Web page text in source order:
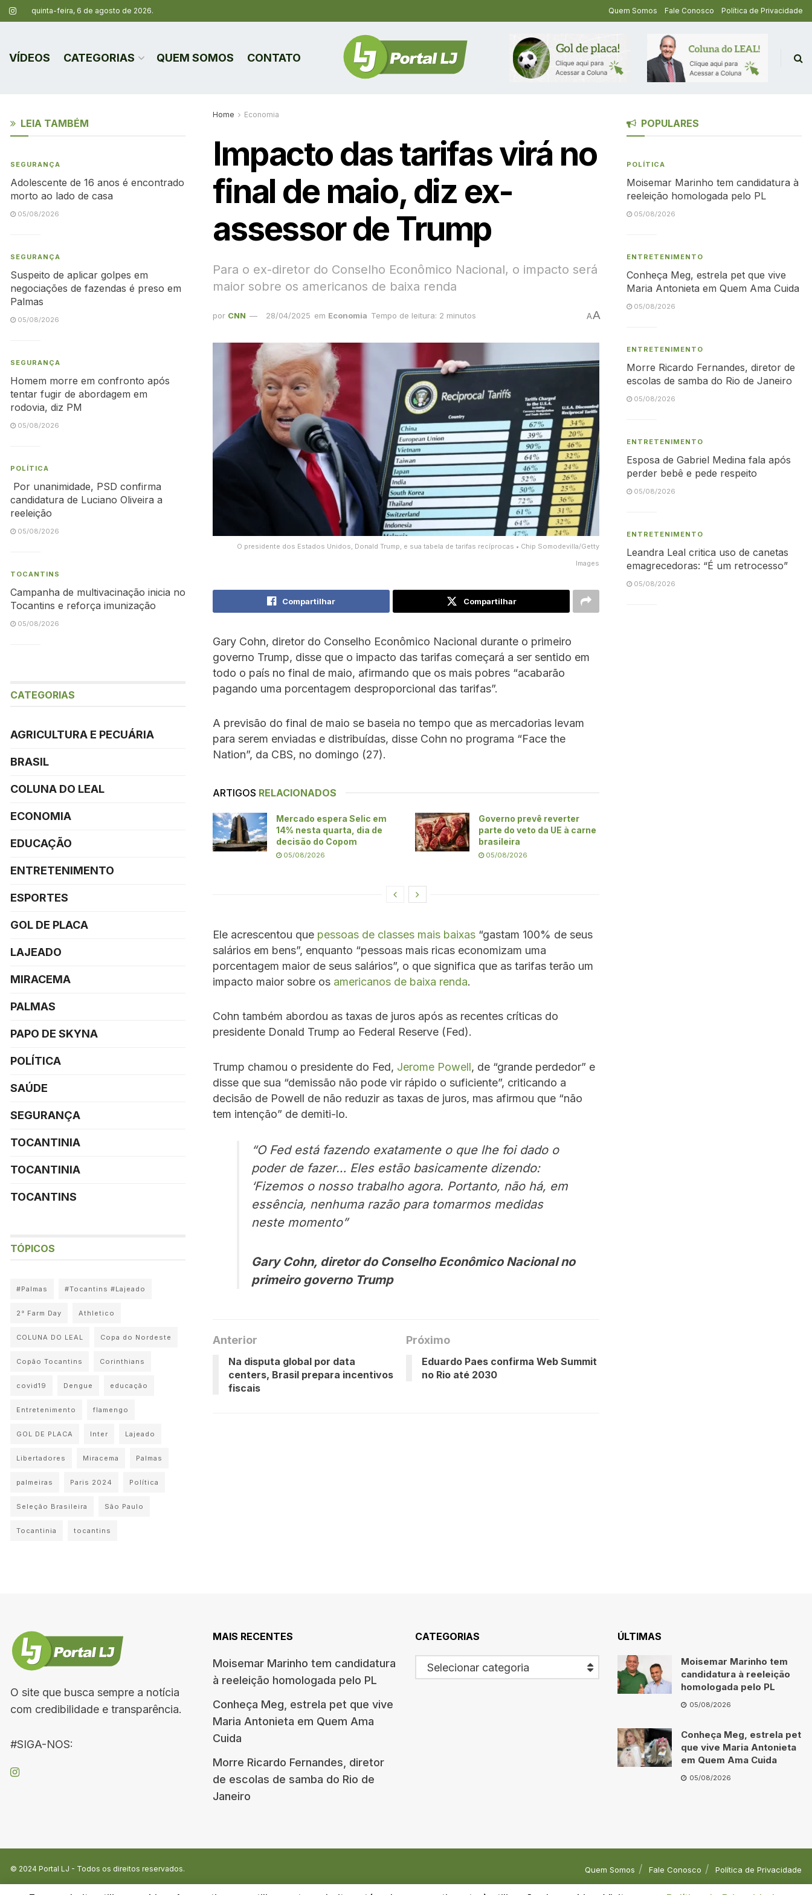
quinta-feira, 6 de agosto de 2026. Quem Somos Fale Conosco Política de Privacidade
VÍDEOS CATEGORIAS QUEM SOMOS CONTATO
Home Economia
Impacto das tarifas virá no
final de maio, diz ex-
assessor de Trump
Para o ex-diretor do Conselho Econômico Nacional, o impacto será
maior sobre os americanos de baixa renda
por CNN 28/04/2025 em Economia Tempo de leitura: 2 minutos AA
O presidente dos Estados Unidos, Donald Trump, e sua tabela de tarifas recíprocas • Chip Somodevilla/Getty
Images
Compartilhar Compartilhar
Gary Cohn, diretor do Conselho Econômico Nacional durante o primeiro
governo Trump, disse que o impacto das tarifas começará a ser sentido em
todo o país no final de maio, afirmando que os mais pobres “acabarão
pagando uma porcentagem desproporcional das tarifas”.
A previsão do final de maio se baseia no tempo que as mercadorias levam
para serem enviadas e distribuídas, disse Cohn no programa “Face the
Nation”, da CBS, no domingo (27).
ARTIGOS RELACIONADOS
Mercado espera Selic em
14% nesta quarta, dia de
decisão do Copom
05/08/2026
Governo prevê reverter
parte do veto da UE à carne
brasileira
05/08/2026
Ele acrescentou que pessoas de classes mais baixas “gastam 100% de seus
salários em bens”, enquanto “pessoas mais ricas economizam uma
porcentagem maior de seus salários”, o que significa que as tarifas terão um
impacto maior sobre os americanos de baixa renda.
Cohn também abordou as taxas de juros após as recentes críticas do
presidente Donald Trump ao Federal Reserve (Fed).
Trump chamou o presidente do Fed, Jerome Powell, de “grande perdedor” e
disse que sua “demissão não pode vir rápido o suficiente”, criticando a
decisão de Powell de não reduzir as taxas de juros, mas afirmou que “não
tem intenção” de demiti-lo.
“O Fed está fazendo exatamente o que lhe foi dado o
poder de fazer… Eles estão basicamente dizendo:
‘Fizemos o nosso trabalho agora. Portanto, não há, em
essência, nenhuma razão para tomarmos medidas
neste momento”
Gary Cohn, diretor do Conselho Econômico Nacional no
primeiro governo Trump
Anterior
Na disputa global por data
centers, Brasil prepara incentivos
fiscais
Próximo
Eduardo Paes confirma Web Summit
no Rio até 2030
LEIA TAMBÉM
SEGURANÇA
Adolescente de 16 anos é encontrado
morto ao lado de casa
05/08/2026
SEGURANÇA
Suspeito de aplicar golpes em
negociações de fazendas é preso em
Palmas
05/08/2026
SEGURANÇA
Homem morre em confronto após
tentar fugir de abordagem em
rodovia, diz PM
05/08/2026
POLÍTICA
Por unanimidade, PSD confirma
candidatura de Luciano Oliveira a
reeleição
05/08/2026
TOCANTINS
Campanha de multivacinação inicia no
Tocantins e reforça imunização
05/08/2026
CATEGORIAS
AGRICULTURA E PECUÁRIA
BRASIL
COLUNA DO LEAL
ECONOMIA
EDUCAÇÃO
ENTRETENIMENTO
ESPORTES
GOL DE PLACA
LAJEADO
MIRACEMA
PALMAS
PAPO DE SKYNA
POLÍTICA
SAÚDE
SEGURANÇA
TOCANTINIA
TOCANTINIA
TOCANTINS
TÓPICOS
#Palmas #Tocantins #Lajeado
2° Farm Day Athletico
COLUNA DO LEAL Copa do Nordeste
Copão Tocantins Corinthians
covid19 Dengue educação
Entretenimento flamengo
GOL DE PLACA Inter Lajeado
Libertadores Miracema Palmas
palmeiras Paris 2024 Política
Seleção Brasileira São Paulo
Tocantinia tocantins
POPULARES
POLÍTICA
Moisemar Marinho tem candidatura à
reeleição homologada pelo PL
05/08/2026
ENTRETENIMENTO
Conheça Meg, estrela pet que vive
Maria Antonieta em Quem Ama Cuida
05/08/2026
ENTRETENIMENTO
Morre Ricardo Fernandes, diretor de
escolas de samba do Rio de Janeiro
05/08/2026
ENTRETENIMENTO
Esposa de Gabriel Medina fala após
perder bebê e pede respeito
05/08/2026
ENTRETENIMENTO
Leandra Leal critica uso de canetas
emagrecedoras: “É um retrocesso”
05/08/2026
O site que busca sempre a notícia
com credibilidade e transparência.
#SIGA-NOS:
MAIS RECENTES
Moisemar Marinho tem candidatura
à reeleição homologada pelo PL
Conheça Meg, estrela pet que vive
Maria Antonieta em Quem Ama
Cuida
Morre Ricardo Fernandes, diretor
de escolas de samba do Rio de
Janeiro
CATEGORIAS
Selecionar categoria
ÚLTIMAS
Moisemar Marinho tem
candidatura à reeleição
homologada pelo PL
05/08/2026
Conheça Meg, estrela pet
que vive Maria Antonieta
em Quem Ama Cuida
05/08/2026
Quem Somos Fale Conosco Política de Privacidade
© 2024 Portal LJ - Todos os direitos reservados.